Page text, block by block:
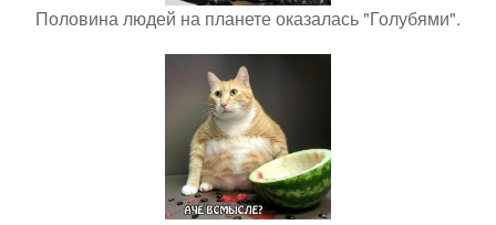
Половина людей на планете оказалась "Голубями".